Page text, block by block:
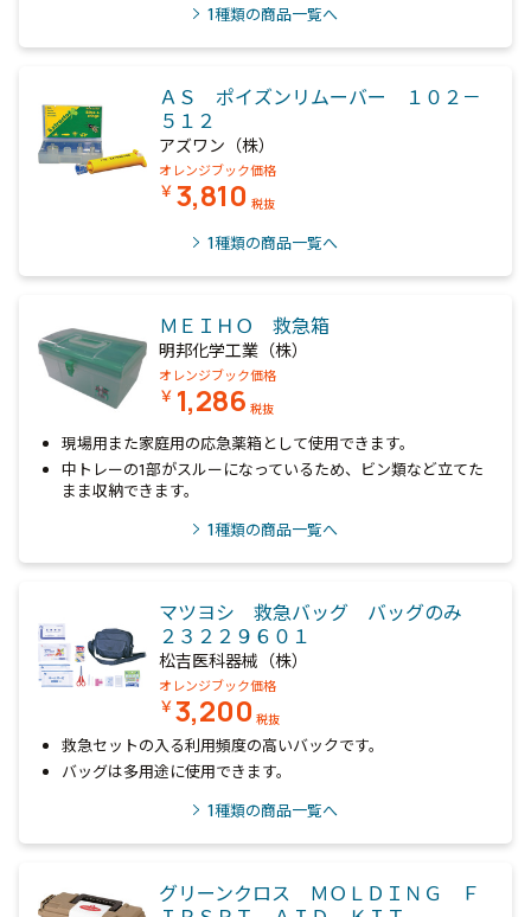
1種類の商品一覧へ
ＡＳ ポイズンリムーバー １０２－
５１２
アズワン（株）
オレンジブック価格
￥ 3,810 税抜
1種類の商品一覧へ
ＭＥＩＨＯ 救急箱
明邦化学工業（株）
オレンジブック価格
￥ 1,286 税抜
現場用また家庭用の応急薬箱として使用できます。
中トレーの1部がスルーになっているため、ビン類など立てた
まま収納できます。
1種類の商品一覧へ
マツヨシ 救急バッグ バッグのみ
２３２２９６０１
松吉医科器械（株）
オレンジブック価格
￥3,200 税抜
救急セットの入る利用頻度の高いバックです。
バッグは多用途に使用できます。
1種類の商品一覧へ
グリーンクロス ＭＯＬＤＩＮＧ Ｆ